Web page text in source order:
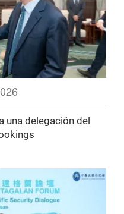
una delegación del